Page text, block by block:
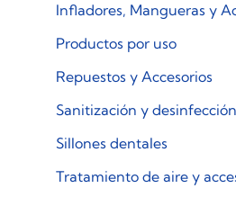
Infladores, Mangueras y
Productos por uso
Repuestos y Accesorios
Sanitización y desinfección
Sillones dentales
Tratamiento de aire y